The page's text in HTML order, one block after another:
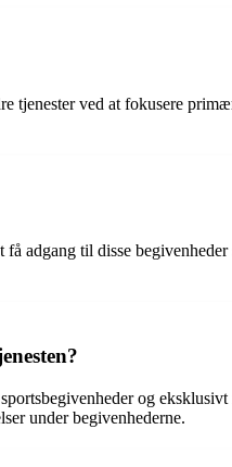
tjenester ved at fokusere
adgang til disse
og
under begivenhederne.